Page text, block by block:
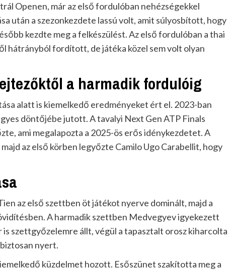
Openen, már az első fordulóban nehézségekkel
után a szezonkezdete lassú volt, amit súlyosbított, hogy
kezdte meg a felkészülést. Az első fordulóban a thai
hátrányból fordított, de játéka közel sem volt olyan
a harmadik fordulóig
alatt is kiemelkedő eredményeket ért el. 2023-ban
döntőjébe jutott. A tavalyi Next Gen ATP Finals
ami megalapozta a 2025-ös erős idénykezdetet. A
az első körben legyőzte Camilo Ugo Carabellit, hogy
az első szettben öt játékot nyerve dominált, majd a
A harmadik szettben Medvegyev igyekezett
szettgyőzelemre állt, végül a tapasztalt orosz kiharcolta
nyert.
küzdelmet hozott. Esőszünet szakította meg a